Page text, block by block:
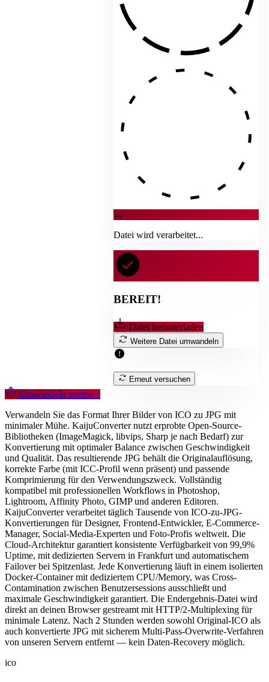
→
Datei wird verarbeitet...
BEREIT!
Datei herunterladen
Weitere Datei umwandeln
Erneut versuchen
Umwandeln starten ↑
Verwandeln Sie das Format Ihrer Bilder von ICO zu JPG mit
minimaler Mühe. KaijuConverter nutzt erprobte Open-Source-
Bibliotheken (ImageMagick, libvips, Sharp je nach Bedarf) zur
Konvertierung mit optimaler Balance zwischen Geschwindigkeit
und Qualität. Das resultierende JPG behält die Originalauflösung,
korrekte Farbe (mit ICC-Profil wenn präsent) und passende
Komprimierung für den Verwendungszweck. Vollständig
kompatibel mit professionellen Workflows in Photoshop,
Lightroom, Affinity Photo, GIMP und anderen Editoren.
KaijuConverter verarbeitet täglich Tausende von ICO-zu-JPG-
Konvertierungen für Designer, Frontend-Entwickler, E-Commerce-
Manager, Social-Media-Experten und Foto-Profis weltweit. Die
Cloud-Architektur garantiert konsistente Verfügbarkeit von 99,9%
Uptime, mit dedizierten Servern in Frankfurt und automatischem
Failover bei Spitzenlast. Jede Konvertierung läuft in einem isolierten
Docker-Container mit dediziertem CPU/Memory, was Cross-
Contamination zwischen Benutzersessions ausschließt und
maximale Geschwindigkeit garantiert. Die Endergebnis-Datei wird
direkt an deinen Browser gestreamt mit HTTP/2-Multiplexing für
minimale Latenz. Nach 2 Stunden werden sowohl Original-ICO als
auch konvertierte JPG mit sicherem Multi-Pass-Overwrite-Verfahren
von unseren Servern entfernt — kein Daten-Recovery möglich.
ico